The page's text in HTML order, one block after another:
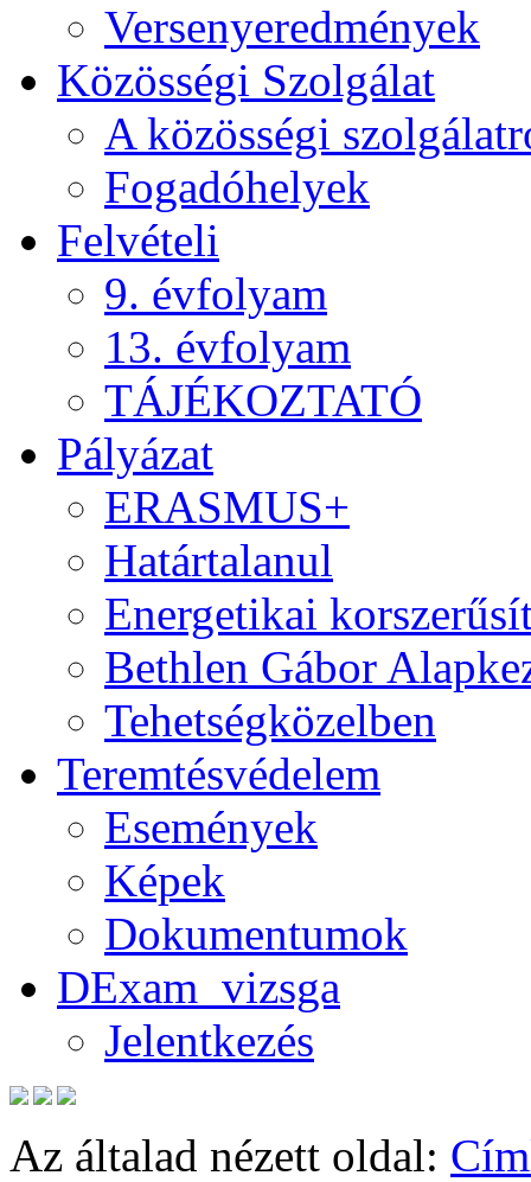
Versenyeredmények
Közösségi Szolgálat
A közösségi
Fogadóhelyek
Felvételi
9. évfolyam
13. évfolyam
TÁJÉKOZTATÓ
Pályázat
ERASMUS+
Határtalanul
Energetikai
Bethlen Gábor
Tehetségközelben
Teremtésvédelem
Események
Képek
Dokumentumok
DExam_vizsga
Jelentkezés
Az általad nézett oldal: